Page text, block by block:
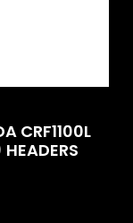
CRF1100L